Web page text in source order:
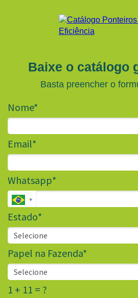
Baixe o catálogo
Basta preencher o
Nome*
Email*
Whatsapp*
Estado*
Papel na Fazenda*
1 + 11 = ?